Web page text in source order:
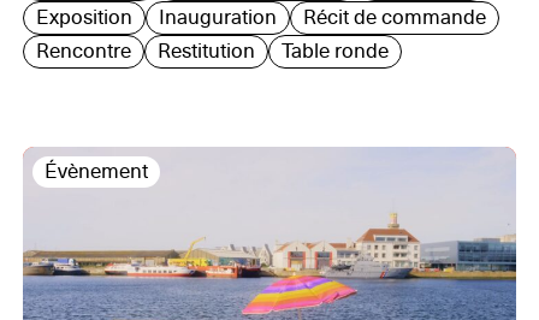
Exposition
Inauguration
Récit de commande
Rencontre
Restitution Table ronde
Évènement